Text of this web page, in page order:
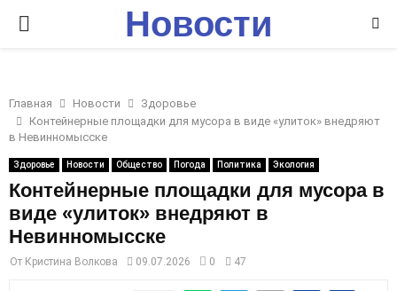
P
I
M
A
R
Новости
Главная Новости
Здоровье
Контейнерные площадки для мусора в виде «улиток» внедряют
в Невинномысске
Здоровье Новости Общество Погода Политика Экология
Контейнерные площадки для мусора в
виде «улиток» внедряют в
Невинномысске
От Кристина Волкова 09.07.2026 0 47